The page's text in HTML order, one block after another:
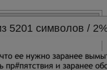
5201 символов /